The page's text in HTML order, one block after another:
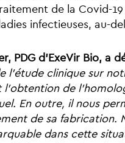
de la Covid-
infectieuses, au-
PDG d’ExeVir Bio, a
l’étude clinique sur
l’obtention de
En outre, il nous
de sa fabrication.
dans cette